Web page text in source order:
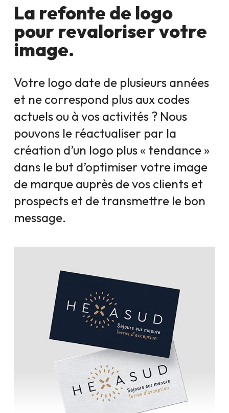
La refonte de logo
pour revaloriser votre
image.
Votre logo date de plusieurs années
et ne correspond plus aux codes
actuels ou à vos activités ? Nous
pouvons le réactualiser par la
création d’un logo plus « tendance »
dans le but d’optimiser votre image
de marque auprès de vos clients et
prospects et de transmettre le bon
message.